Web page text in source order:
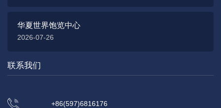
华夏世界饱览中心
2026-07-26
联系我们
+86(597)6816176